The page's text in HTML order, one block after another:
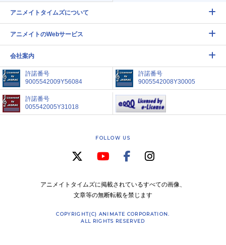
アニメイトタイムズについて
アニメイトのWebサービス
会社案内
許諾番号
9005542009Y56084
許諾番号
9005542008Y30005
許諾番号
005542005Y31018
FOLLOW US
アニメイトタイムズに掲載されているすべての画像、
文章等の無断転載を禁じます
COPYRIGHT(C) ANIMATE CORPORATION.
ALL RIGHTS RESERVED